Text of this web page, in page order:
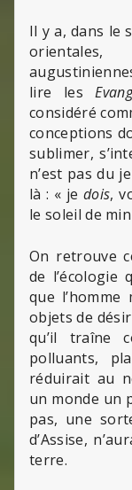
Il y a, dans le
lire les
considéré
conceptions
sublimer,
n’est pas du
là : « jedois,
le soleil de
On retrouve
de
que
objets de
qu’il traîne
polluants,
réduirait au
un monde un
pas, une
d’Assise,
terre.